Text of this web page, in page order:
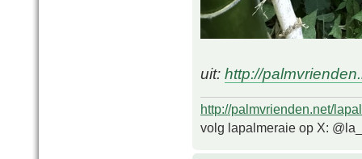
uit: http://
http://palmvrienden.net/
volg lapalmeraie op X: